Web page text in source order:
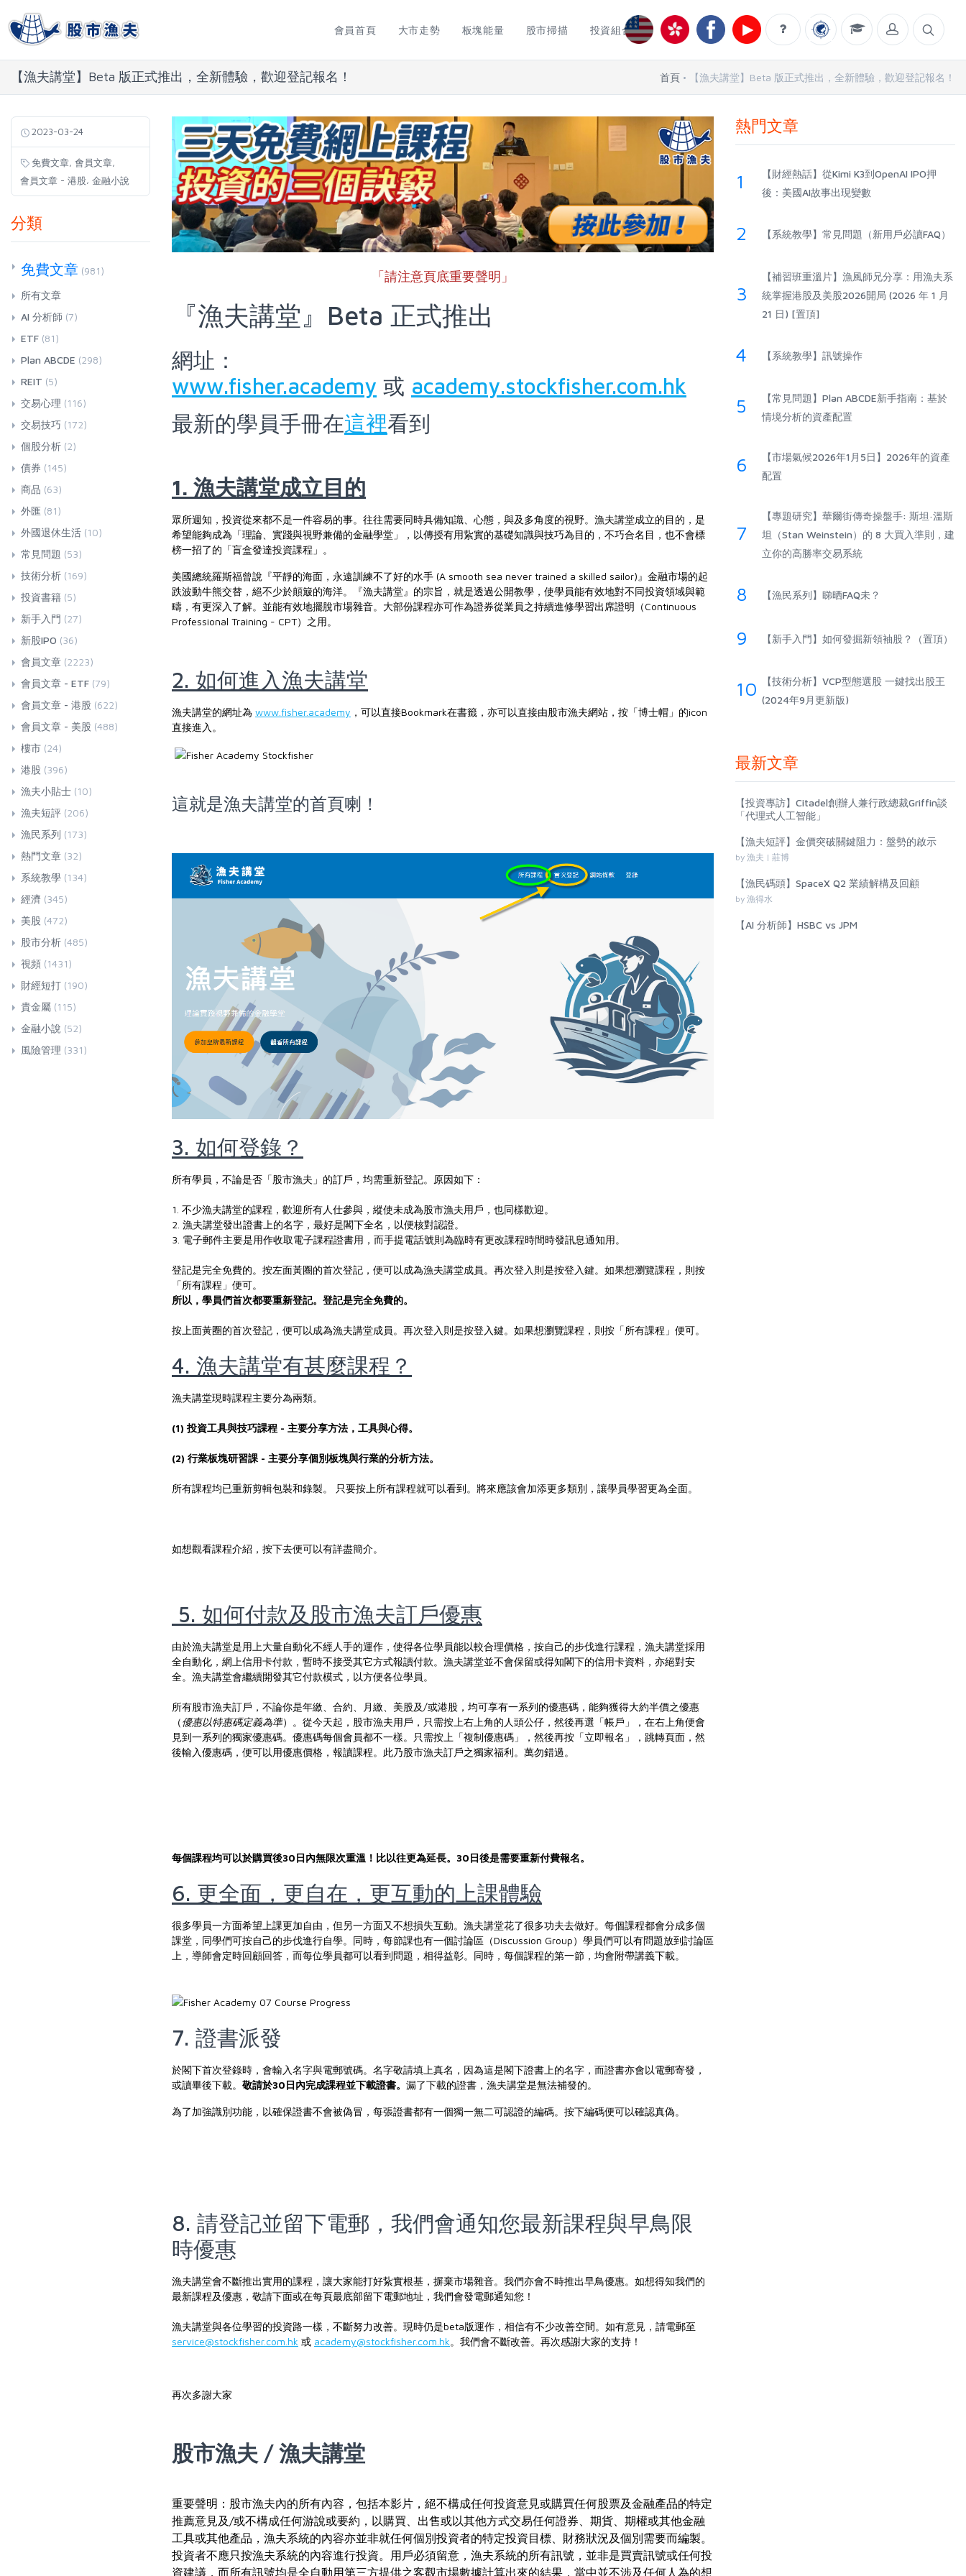
會員首頁 大市走勢 板塊能量 股市掃描 投資組合
【漁夫講堂】Beta 版正式推出，全新體驗，歡迎登記報名！ 首頁 【漁夫講堂】Beta 版正式推出，全新體驗，歡迎登記報名！
「請注意頁底重要聲明」
『漁夫講堂』Beta 正式推出
網址：
www.fisher.academy 或 academy.stockfisher.com.hk
最新的學員手冊在這裡看到
1. 漁夫講堂成立目的
眾所週知，投資從來都不是一件容易的事。往往需要同時具備知識、心態，與及多角度的視野。漁夫講堂成立的目的，是
希望能夠成為「理論、實踐與視野兼備的金融學堂」，以傳授有用紥實的基礎知識與技巧為目的，不巧合名目，也不會標
榜一招了的「盲盒發達投資課程」。
美國總統羅斯福曾說『平靜的海面，永遠訓練不了好的水手 (A smooth sea never trained a skilled sailor)』金融市場的起
跌波動牛熊交替，絕不少於顛簸的海洋。『漁夫講堂』的宗旨，就是透過公開教學，使學員能有效地對不同投資領域與範
疇，有更深入了解。並能有效地擺脫市場雜音。大部份課程亦可作為證券從業員之持續進修學習出席證明（Continuous
Professional Training - CPT）之用。
2. 如何進入漁夫講堂
漁夫講堂的網址為 www.fisher.academy ，可以直接Bookmark在書籤，亦可以直接由股市漁夫網站，按「博士帽」的icon
直接進入。
這就是漁夫講堂的首頁喇！
3. 如何登錄？
所有學員，不論是否「股市漁夫」的訂戶，均需重新登記。原因如下：
1. 不少漁夫講堂的課程，歡迎所有人仕參與，縱使未成為股市漁夫用戶，也同樣歡迎。
2. 漁夫講堂發出證書上的名字，最好是閣下全名，以便核對認證。
3. 電子郵件主要是用作收取電子課程證書用，而手提電話號則為臨時有更改課程時間時發訊息通知用。
登記是完全免費的。按左面黃圈的首次登記，便可以成為漁夫講堂成員。再次登入則是按登入鍵。如果想瀏覽課程，則按
「所有課程」便可。
所以，學員們首次都要重新登記。登記是完全免費的。
按上面黃圈的首次登記，便可以成為漁夫講堂成員。再次登入則是按登入鍵。如果想瀏覽課程，則按「所有課程」便可。
4. 漁夫講堂有甚麼課程？
漁夫講堂現時課程主要分為兩類。
(1) 投資工具與技巧課程 - 主要分享方法，工具與心得。
(2) 行業板塊研習課 - 主要分享個別板塊與行業的分析方法。
所有課程均已重新剪輯包裝和錄製。 只要按上所有課程就可以看到。將來應該會加添更多類別，讓學員學習更為全面。
如想觀看課程介紹，按下去便可以有詳盡簡介。
5. 如何付款及股市漁夫訂戶優惠
由於漁夫講堂是用上大量自動化不經人手的運作，使得各位學員能以較合理價格，按自己的步伐進行課程，漁夫講堂採用
全自動化，網上信用卡付款，暫時不接受其它方式報讀付款。漁夫講堂並不會保留或得知閣下的信用卡資料，亦絕對安
全。漁夫講堂會繼續開發其它付款模式，以方便各位學員。
所有股市漁夫訂戶，不論你是年繳、合約、月繳、美股及/或港股，均可享有一系列的優惠碼，能夠獲得大約半價之優惠
（優惠以特惠碼定義為準）。從今天起，股市漁夫用戶，只需按上右上角的人頭公仔，然後再選「帳戶」，在右上角便會
見到一系列的獨家優惠碼。優惠碼每個會員都不一樣。只需按上「複制優惠碼」，然後再按「立即報名」，跳轉頁面，然
後輸入優惠碼，便可以用優惠價格，報讀課程。此乃股市漁夫訂戶之獨家福利。萬勿錯過。
每個課程均可以於購買後30日內無限次重溫！比以往更為延長。30日後是需要重新付費報名。
6. 更全面，更自在，更互動的上課體驗
很多學員一方面希望上課更加自由，但另一方面又不想損失互動。漁夫講堂花了很多功夫去做好。每個課程都會分成多個
課堂，同學們可按自己的步伐進行自學。同時，每節課也有一個討論區（Discussion Group）學員們可以有問題放到討論區
上，導師會定時回顧回答，而每位學員都可以看到問題，相得益彰。同時，每個課程的第一節，均會附帶講義下載。
7. 證書派發
於閣下首次登錄時，會輸入名字與電郵號碼。名字敬請填上真名，因為這是閣下證書上的名字，而證書亦會以電郵寄發，
或讀畢後下載。 敬請於30日內完成課程並下載證書。 漏了下載的證書，漁夫講堂是無法補發的。
為了加強識別功能，以確保證書不會被偽冒，每張證書都有一個獨一無二可認證的編碼。按下編碼便可以確認真偽。
8. 請登記並留下電郵，我們會通知您最新課程與早鳥限
時優惠
漁夫講堂會不斷推出實用的課程，讓大家能打好紥實根基，摒棄市場雜音。我們亦會不時推出早鳥優惠。如想得知我們的
最新課程及優惠，敬請下面或在每頁最底部留下電郵地址，我們會發電郵通知您！
漁夫講堂與各位學習的投資路一樣，不斷努力改善。現時仍是beta版運作，相信有不少改善空間。如有意見，請電郵至
service@stockfisher.com.hk 或 academy@stockfisher.com.hk。我們會不斷改善。再次感謝大家的支持！
再次多謝大家
股市漁夫 / 漁夫講堂
重要聲明：股市漁夫內的所有內容，包括本影片，絕不構成任何投資意見或購買任何股票及金融產品的特定
推薦意見及/或不構成任何游說或要約，以購買、出售或以其他方式交易任何證券、期貨、期權或其他金融
工具或其他產品，漁夫系統的內容亦並非就任何個別投資者的特定投資目標、財務狀況及個別需要而編製。
投資者不應只按漁夫系統的內容進行投資。用戶必須留意，漁夫系統的所有訊號，並非是買賣訊號或任何投
資建議，而所有訊號均是全自動用第三方提供之客觀市場數據計算出來的結果，當中並不涉及任何人為的想
熱門文章
1
【財經熱話】從Kimi K3到OpenAI IPO押
後：美國AI故事出現變數
2 【系統教學】常見問題（新用戶必讀FAQ）
3
【補習班重溫片】漁風師兄分享：用漁夫系
統掌握港股及美股2026開局 (2026 年 1 月
21 日) [置頂]
4 【系統教學】訊號操作
5
【常見問題】Plan ABCDE新手指南：基於
情境分析的資產配置
6
【市場氣候2026年1月5日】2026年的資產
配置
7
【專題研究】華爾街傳奇操盤手: 斯坦·溫斯
坦（Stan Weinstein）的 8 大買入準則，建
立你的高勝率交易系統
8 【漁民系列】睇晒FAQ未？
9 【新手入門】如何發掘新領袖股？（置頂）
10
【技術分析】VCP型態選股 一鍵找出股王
(2024年9月更新版)
最新文章
【投資專訪】Citadel創辦人兼行政總裁Griffin談
「代理式人工智能」
【漁夫短評】金價突破關鍵阻力：盤勢的啟示
by 漁夫 | 莊博
【漁民碼頭】SpaceX Q2 業績解構及回顧
by 漁得水
【AI 分析師】HSBC vs JPM
2023-03-24
免費文章 會員文章
會員文章 - 港股, 金融小說
分類
免費文章 (981)
所有文章
AI 分析師 (7)
ETF (81)
Plan ABCDE (298)
REIT (5)
交易心理 (116)
交易技巧 (172)
個股分析 (2)
債券 (145)
商品 (63)
外匯 (81)
外國退休生活 (10)
常見問題 (53)
技術分析 (169)
投資書籍 (5)
新手入門 (27)
新股IPO (36)
會員文章 (2223)
會員文章 - ETF (79)
會員文章 - 港股 (622)
會員文章 - 美股 (488)
樓市 (24)
港股 (396)
漁夫小貼士 (10)
漁夫短評 (206)
漁民系列 (173)
熱門文章 (32)
系統教學 (134)
經濟 (345)
美股 (472)
股市分析 (485)
視頻 (1431)
財經短打 (190)
貴金屬 (115)
金融小說 (52)
風險管理 (331)